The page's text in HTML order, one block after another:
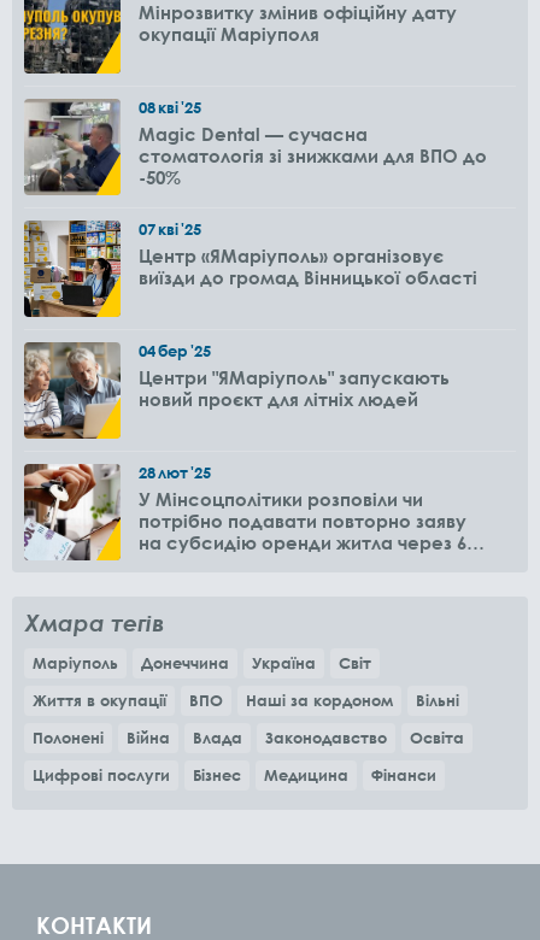
Мінрозвитку змінив офіційну дату
окупації Маріуполя
08кві'25
Magic Dental — сучасна
стоматологія зі знижками для ВПО до
-50%
07кві'25
Центр «ЯМаріуполь» організовує
виїзди до громад Вінницької області
04бер'25
Центри "ЯМаріуполь" запускають
новий проєкт для літніх людей
28лют'25
У Мінсоцполітики розповіли чи
потрібно подавати повторно заяву
на субсидію оренди житла через 6
Хмара тегів
Маріуполь Донеччина Україна
Світ
Життя в окупації
ВПО Наші за кордоном
Вільні
Полонені
Війна Влада Законодавство
Освіта
Цифрові послуги
Бізнес Медицина Фінанси
КОНТАКТИ